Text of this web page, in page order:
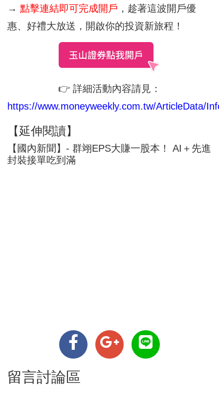
→ 點擊連結即可完成開戶 ，趁著這波開戶優
惠、好禮大放送，開啟你的投資新旅程！
👉 詳細活動內容請見：
https://www.moneyweekly.com.tw/ArticleData/
【延伸閱讀】
【國內新聞】- 群翊EPS大賺一股本！ AI＋先進
封裝接單吃到滿
留言討論區